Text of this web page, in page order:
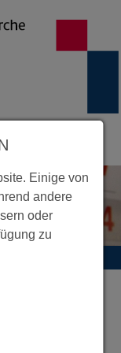
Einige von
andere
oder
zu